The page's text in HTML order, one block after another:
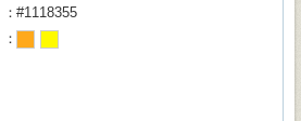
#1118355